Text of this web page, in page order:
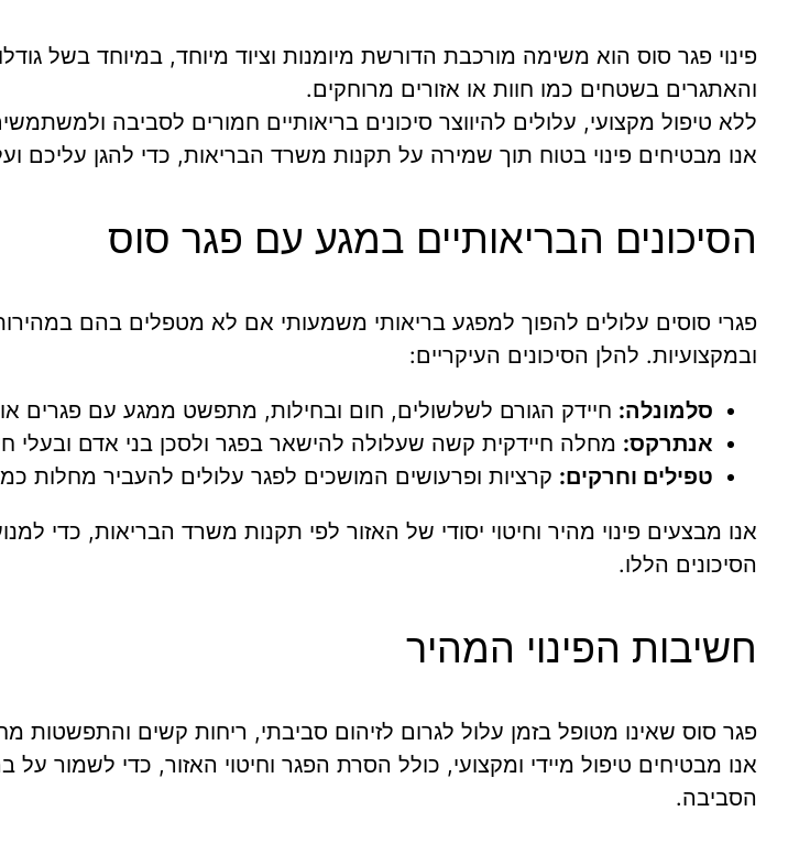
פינוי פגר סוס הוא משימה מורכבת הדורשת מיומנות וציוד מיוחד, במיוחד בשל
והאתגרים בשטחים כמו חוות או אזורים מרוחקים.
ללא טיפול מקצועי, עלולים להיווצר סיכונים בריאותיים חמורים לסביבה
אנו מבטיחים פינוי בטוח תוך שמירה על תקנות משרד הבריאות, כדי להגן עליכם
הסיכונים הבריאותיים במגע עם פגר סוס
פגרי סוסים עלולים להפוך למפגע בריאותי משמעותי אם לא מטפלים בהם
ובמקצועיות. להלן הסיכונים העיקריים:
סלמונלה: חיידק הגורם לשלשולים, חום ובחילות, מתפשט ממגע עם פגרים
אנתרקס: מחלה חיידקית קשה שעלולה להישאר בפגר ולסכן בני אדם ובעלי
טפילים וחרקים: קרציות ופרעושים המושכים לפגר עלולים להעביר מחלות
אנו מבצעים פינוי מהיר וחיטוי יסודי של האזור לפי תקנות משרד הבריאות, כדי
הסיכונים הללו.
חשיבות הפינוי המהיר
פגר סוס שאינו מטופל בזמן עלול לגרום לזיהום סביבתי, ריחות קשים והתפשטות
אנו מבטיחים טיפול מיידי ומקצועי, כולל הסרת הפגר וחיטוי האזור, כדי לשמור על
הסביבה.